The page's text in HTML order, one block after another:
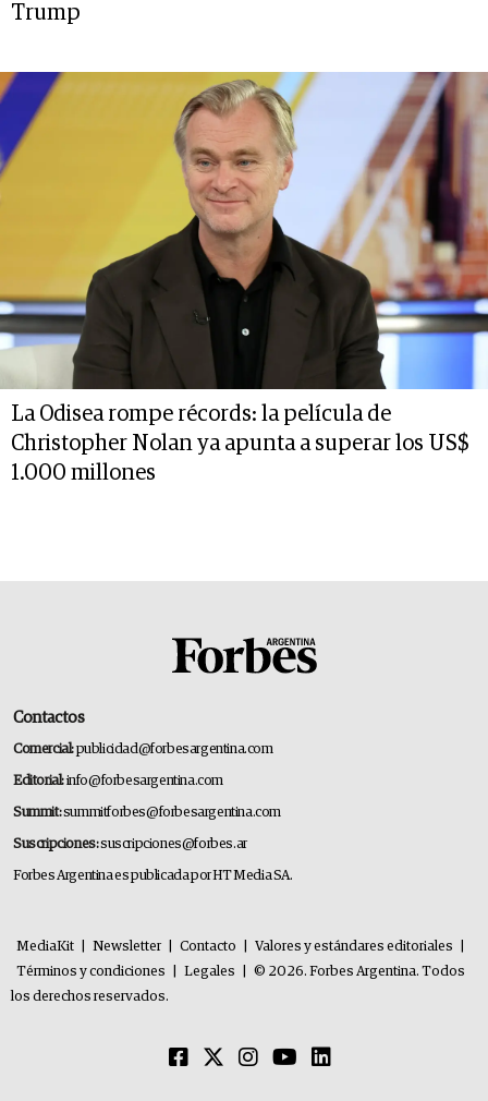
Trump
La Odisea rompe récords: la película de
Christopher Nolan ya apunta a superar los US$
1.000 millones
Contactos
Comercial:publicidad@forbesargentina.com
Editorial:info@forbesargentina.com
Summit:summitforbes@forbesargentina.com
Suscripciones:suscripciones@forbes.ar
Forbes Argentina es publicada por HT Media SA.
MediaKit Newsletter Contacto Valores y estándares editoriales
Términos y condiciones
Legales
© 2026. Forbes Argentina. Todos
los derechos reservados.